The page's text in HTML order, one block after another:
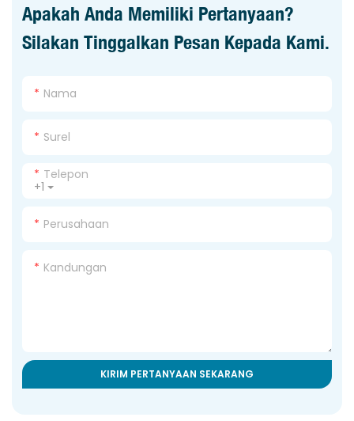
Apakah Anda Memiliki Pertanyaan?
Silakan Tinggalkan Pesan Kepada Kami.
Nama
Surel
+1
Telepon
Perusahaan
Kandungan
KIRIM PERTANYAAN SEKARANG